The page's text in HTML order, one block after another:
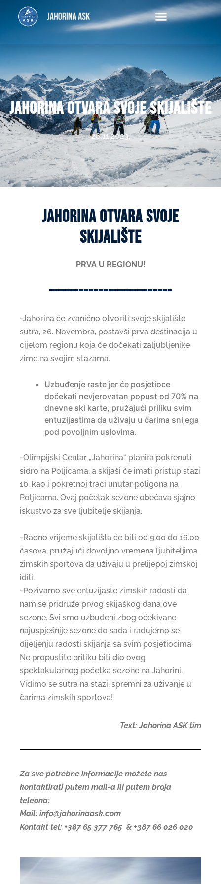
Ask
Jahorina otvara svoje skijalište
26.11.2023.
Jahorina otvara svoje
skijalište
PRVA U REGIONU!
-------------------------
-Jahorina će zvanično otvoriti svoje skijalište
sutra, 26. Novembra, postavši prva destinacija u
cijelom regionu koja će dočekati zaljubljenike
zime na svojim stazama.
Uzbuđenje raste jer će posjetioce
dočekati nevjerovatan popust od 70% na
dnevne ski karte, pružajući priliku svim
entuzijastima da uživaju u čarima snijega
pod povoljnim uslovima.
-Olimpijski Centar „Jahorina“ planira pokrenuti
sidro na Poljicama, a skijaši će imati pristup stazi
1b, kao i pokretnoj traci unutar poligona na
Poljicama. Ovaj početak sezone obećava sjajno
iskustvo za sve ljubitelje skijanja.
-Radno vrijeme skijališta će biti od 9.00 do 16.00
časova, pružajući dovoljno vremena ljubiteljima
zimskih sportova da uživaju u prelijepoj zimskoj
idili.
-Pozivamo sve entuzijaste zimskih radosti da
nam se pridruže prvog skijaškog dana ove
sezone. Svi smo uzbuđeni zbog očekivane
najuspješnije sezone do sada i radujemo se
dijeljenju radosti skijanja sa svim posjetiocima.
Ne propustite priliku biti dio ovog
spektakularnog početka sezone na Jahorini.
Vidimo se sutra na stazi, spremni za uživanje u
čarima zimskih sportova!
Text: Jahorina ASK tim
Za sve potrebne informacije možete nas
kontaktirati putem mail-a ili putem broja
teleona:
Mail: info@jahorinaask.com
Kontakt tel: +387 65 377 765 & +387 66 026 020